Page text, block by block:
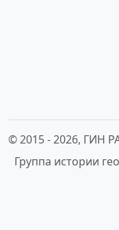
© 2015 -2026, ГИН
Группа истории